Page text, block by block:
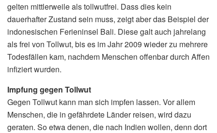
gelten mittlerweile als tollwutfrei. Dass dies kein
dauerhafter Zustand sein muss, zeigt aber das Beispiel der
indonesischen Ferieninsel Bali. Diese galt auch jahrelang
als frei von Tollwut, bis es im Jahr 2009 wieder zu mehrere
Todesfällen kam, nachdem Menschen offenbar durch Affen
infiziert wurden.
Impfung gegen Tollwut
Gegen Tollwut kann man sich impfen lassen. Vor allem
Menschen, die in gefährdete Länder reisen, wird dazu
geraten. So etwa denen, die nach Indien wollen, denn dort